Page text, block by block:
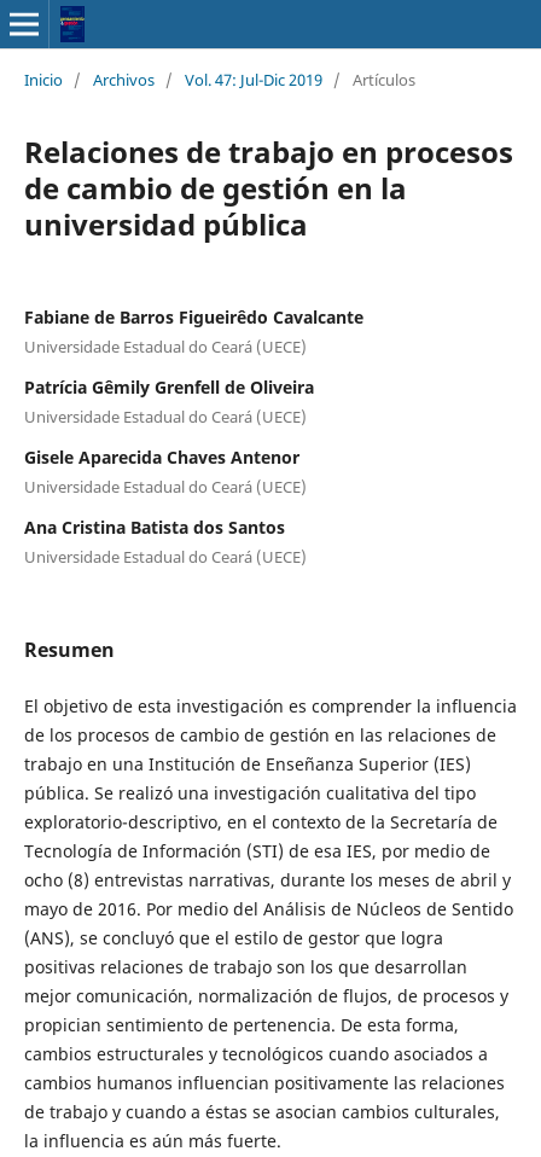
Inicio / Archivos / Vol. 47: Jul-Dic 2019 / Artículos
Relaciones de trabajo en procesos
de cambio de gestión en la
universidad pública
Fabiane de Barros Figueirêdo Cavalcante
Universidade Estadual do Ceará (UECE)
Patrícia Gêmily Grenfell de Oliveira
Universidade Estadual do Ceará (UECE)
Gisele Aparecida Chaves Antenor
Universidade Estadual do Ceará (UECE)
Ana Cristina Batista dos Santos
Universidade Estadual do Ceará (UECE)
Resumen
El objetivo de esta investigación es comprender la influencia
de los procesos de cambio de gestión en las relaciones de
trabajo en una Institución de Enseñanza Superior (IES)
pública. Se realizó una investigación cualitativa del tipo
exploratorio-descriptivo, en el contexto de la Secretaría de
Tecnología de Información (STI) de esa IES, por medio de
ocho (8) entrevistas narrativas, durante los meses de abril y
mayo de 2016. Por medio del Análisis de Núcleos de Sentido
(ANS), se concluyó que el estilo de gestor que logra
positivas relaciones de trabajo son los que desarrollan
mejor comunicación, normalización de flujos, de procesos y
propician sentimiento de pertenencia. De esta forma,
cambios estructurales y tecnológicos cuando asociados a
cambios humanos influencian positivamente las relaciones
de trabajo y cuando a éstas se asocian cambios culturales,
la influencia es aún más fuerte.